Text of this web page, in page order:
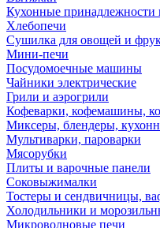
Кухонные принадлежности
Хлебопечи
Сушилка для овощей и
Мини-печи
Посудомоечные машины
Чайники электрические
Грили и аэрогрили
Кофеварки, кофемашины,
Миксеры, блендеры,
Мультиварки, пароварки
Мясорубки
Плиты и варочные панели
Соковыжималки
Тостеры и сендвичницы,
Холодильники и
Микроволновые печи